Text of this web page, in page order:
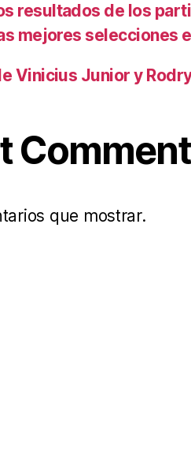
resultados de los
mejores selecciones
Vinicius Junior y
que mostrar.